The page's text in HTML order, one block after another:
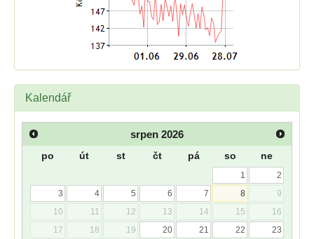
Kalendář
srpen 2026
po út st čt pá so ne
1
2
3
4 5 6 7 8
9
10
11 12 13 14 15
16
17
18 19 20 21 22
23